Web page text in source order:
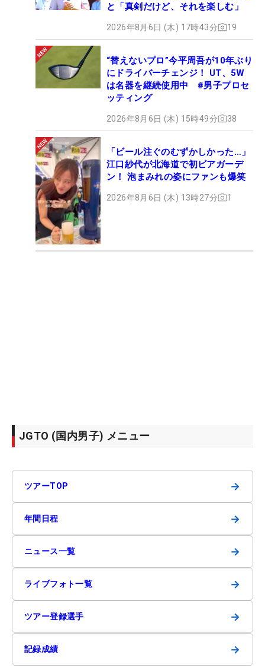
と「真剣だけど、それを楽しむ」
2026年8月6日 (木) 17時43分 19
“替えないプロ”今平周吾が10年ぶり
にドライバーチェンジ！ UT、5W
は名器を継続使用中 #男子プロセ
ッティング
2026年8月6日 (木) 15時49分 38
「ビール注ぐのむずかしかった…」
江口紗代が北海道で初ビアガーデ
ン！ 泡まみれの姿にファンも爆笑
2026年8月6日 (木) 13時27分 1
JGTO (国内男子) メニュー
ツアーTOP →
年間日程 →
ニュース一覧 →
ライブフォト一覧 →
ツアー登録選手 →
記録成績 →